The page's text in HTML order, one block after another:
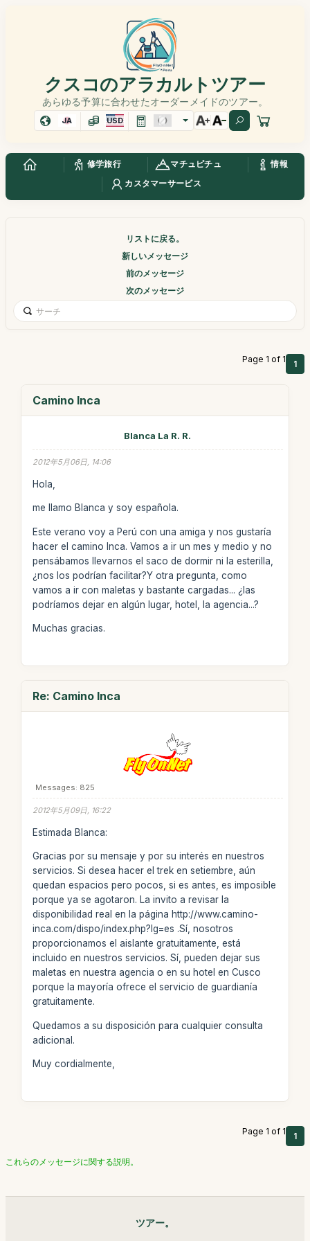
クスコのアラカルトツアー
あらゆる予算に合わせたオーダーメイドのツアー。
JA USD
修学旅行 マチュピチュ
情報
カスタマーサービス
リストに戻る。
新しいメッセージ
前のメッセージ
次のメッセージ
Page 1 of 1 1
Camino Inca
Blanca La R. R.
2012年5月06日, 14:06
Hola,
me llamo Blanca y soy española.
Este verano voy a Perú con una amiga y nos gustaría
hacer el camino Inca. Vamos a ir un mes y medio y no
pensábamos llevarnos el saco de dormir ni la esterilla,
¿nos los podrían facilitar?Y otra pregunta, como
vamos a ir con maletas y bastante cargadas... ¿las
podríamos dejar en algún lugar, hotel, la agencia...?
Muchas gracias.
Re: Camino Inca
Messages: 825
2012年5月09日, 16:22
Estimada Blanca:
Gracias por su mensaje y por su interés en nuestros
servicios. Si desea hacer el trek en setiembre, aún
quedan espacios pero pocos, si es antes, es imposible
porque ya se agotaron. La invito a revisar la
disponibilidad real en la página http://www.camino-
inca.com/dispo/index.php?lg=es .Sí, nosotros
proporcionamos el aislante gratuitamente, está
incluido en nuestros servicios. Sí, pueden dejar sus
maletas en nuestra agencia o en su hotel en Cusco
porque la mayoría ofrece el servicio de guardianía
gratuitamente.
Quedamos a su disposición para cualquier consulta
adicional.
Muy cordialmente,
Page 1 of 1 1
これらのメッセージに関する説明。
ツアー。